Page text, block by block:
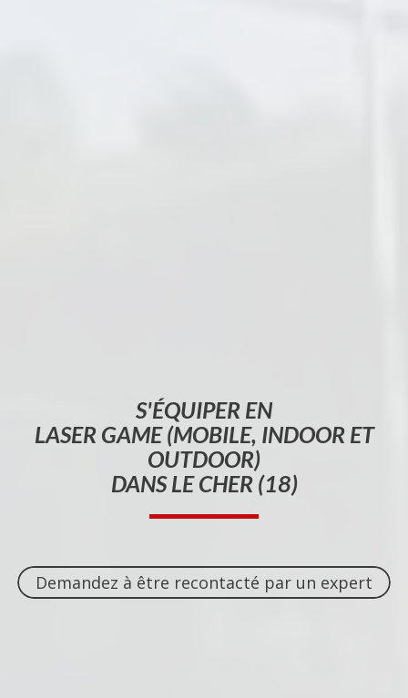
S'ÉQUIPER EN
LASER GAME (MOBILE, INDOOR ET
OUTDOOR)
DANS LE CHER (18)
Demandez à être recontacté par un expert